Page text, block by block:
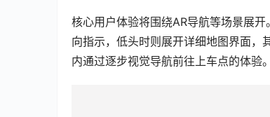
核心用户体验将围绕AR导航等场景展
向指示，低头时则展开详细地图界面，
内通过逐步视觉导航前往上车点的体验。